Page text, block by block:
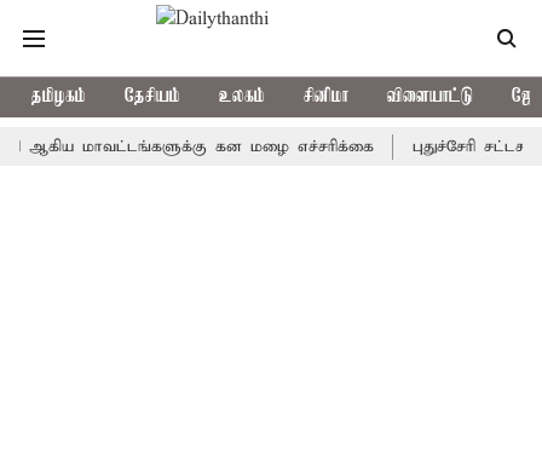
தமிழகம் தேசியம் உலகம் சினிமா விளையாட்டு
மாவட்டங்களுக்கு கன மழை எச்சரிக்கை புதுச்சேரி